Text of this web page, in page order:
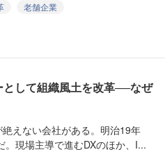
老舗企業
して組織風土を改革──なぜ
えない会社がある。明治19年
。現場主導で進むDXのほか、I...